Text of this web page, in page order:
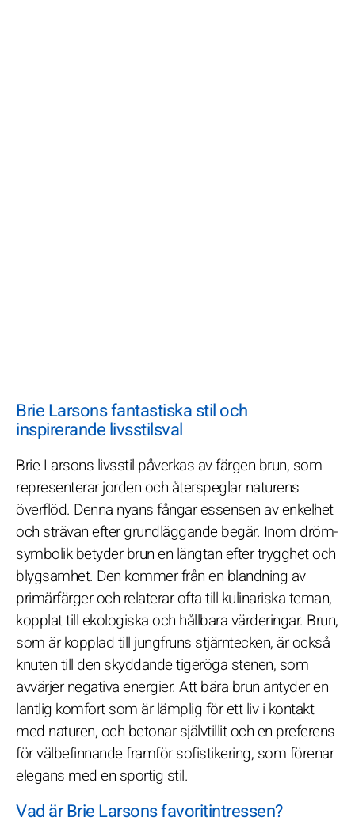
Brie Larsons fantastiska stil och
inspirerande livsstilsval
Brie Larsons livsstil påverkas av färgen brun, som
representerar jorden och återspeglar naturens
överflöd. Denna nyans fångar essensen av enkelhet
och strävan efter grundläggande begär. Inom dröm-
symbolik betyder brun en längtan efter trygghet och
blygsamhet. Den kommer från en blandning av
primärfärger och relaterar ofta till kulinariska teman,
kopplat till ekologiska och hållbara värderingar. Brun,
som är kopplad till jungfruns stjärntecken, är också
knuten till den skyddande tigeröga stenen, som
avvärjer negativa energier. Att bära brun antyder en
lantlig komfort som är lämplig för ett liv i kontakt
med naturen, och betonar självtillit och en preferens
för välbefinnande framför sofistikering, som förenar
elegans med en sportig stil.
Vad är Brie Larsons favoritintressen?